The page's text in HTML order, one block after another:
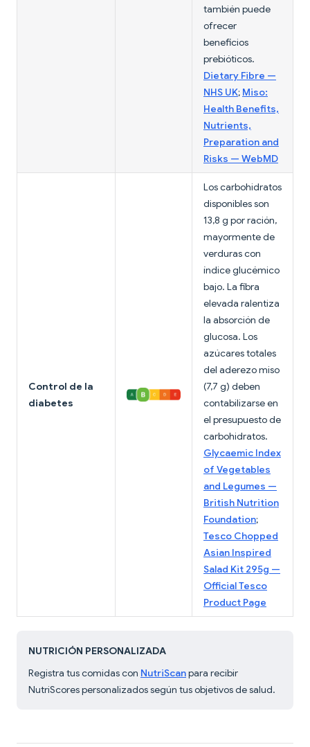
también puede
ofrecer
beneficios
prebióticos.
Dietary Fibre —
NHS UK; Miso:
Health Benefits,
Nutrients,
Preparation and
Risks — WebMD
Control de la
diabetes
Los carbohidratos
disponibles son
13,8 g por ración,
mayormente de
verduras con
índice glucémico
bajo. La fibra
elevada ralentiza
la absorción de
glucosa. Los
azúcares totales
del aderezo miso
(7,7 g) deben
contabilizarse en
el presupuesto de
carbohidratos.
Glycaemic Index
of Vegetables
and Legumes —
British Nutrition
Foundation;
Tesco Chopped
Asian Inspired
Salad Kit 295g —
Official Tesco
Product Page
NUTRICIÓN PERSONALIZADA
Registra tus comidas con NutriScanpara recibir
NutriScores personalizados según tus objetivos de salud.